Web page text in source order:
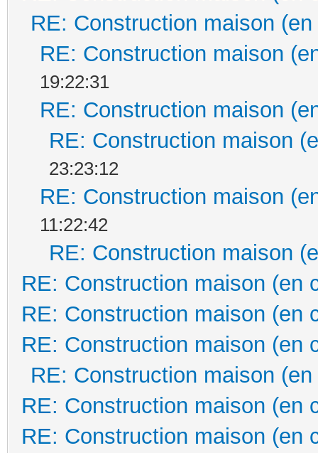
RE: Construction maison
RE: Construction maison
19:22:31
RE: Construction maison
RE: Construction maison
23:23:12
RE: Construction maison
11:22:42
RE: Construction maison
RE: Construction maison (en
RE: Construction maison (en
RE: Construction maison (en
RE: Construction maison
RE: Construction maison (en
RE: Construction maison (en